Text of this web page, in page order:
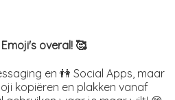
overal! 🥰
en 👫 Social Apps, maar
kopiëren en plakken vanaf